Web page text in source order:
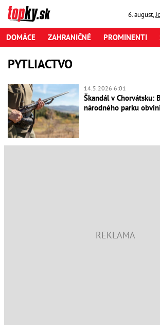
6. august,
DOMÁCE ZAHRANIČNÉ PROMINENTI
PYTLIACTVO
14.5.2026 6:01
Škandál v Chorvátsku:
národného parku